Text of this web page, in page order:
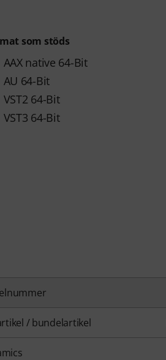
som stöds
AAX native 64-Bit
AU 64-Bit
VST2 64-Bit
VST3 64-Bit
/ bundelartikel